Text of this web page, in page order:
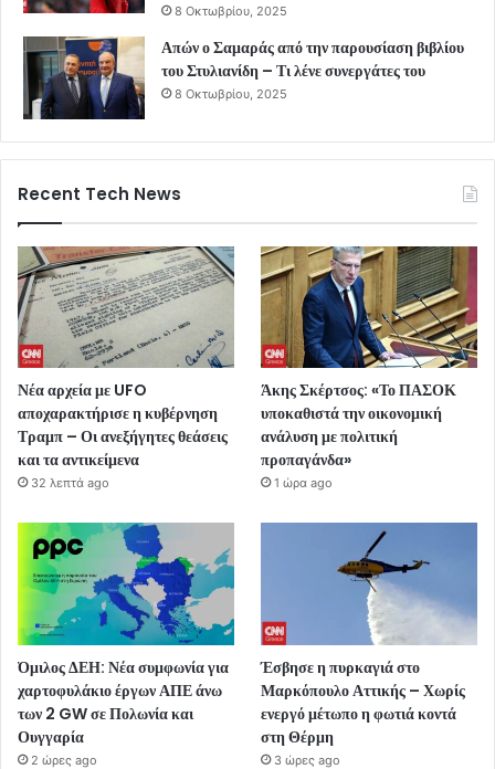
8 Οκτωβρίου, 2025
Απών ο Σαμαράς από την παρουσίαση βιβλίου
του Στυλιανίδη – Τι λένε συνεργάτες του
8 Οκτωβρίου, 2025
Recent Tech News
Νέα αρχεία με UFO
αποχαρακτήρισε η κυβέρνηση
Τραμπ – Οι ανεξήγητες θεάσεις
και τα αντικείμενα
32 λεπτά ago
Άκης Σκέρτσος: «Το ΠΑΣΟΚ
υποκαθιστά την οικονομική
ανάλυση με πολιτική
προπαγάνδα»
1 ώρα ago
Όμιλος ΔΕΗ: Νέα συμφωνία για
χαρτοφυλάκιο έργων ΑΠΕ άνω
των 2 GW σε Πολωνία και
Ουγγαρία
2 ώρες ago
Έσβησε η πυρκαγιά στο
Μαρκόπουλο Αττικής – Χωρίς
ενεργό μέτωπο η φωτιά κοντά
στη Θέρμη
3 ώρες ago